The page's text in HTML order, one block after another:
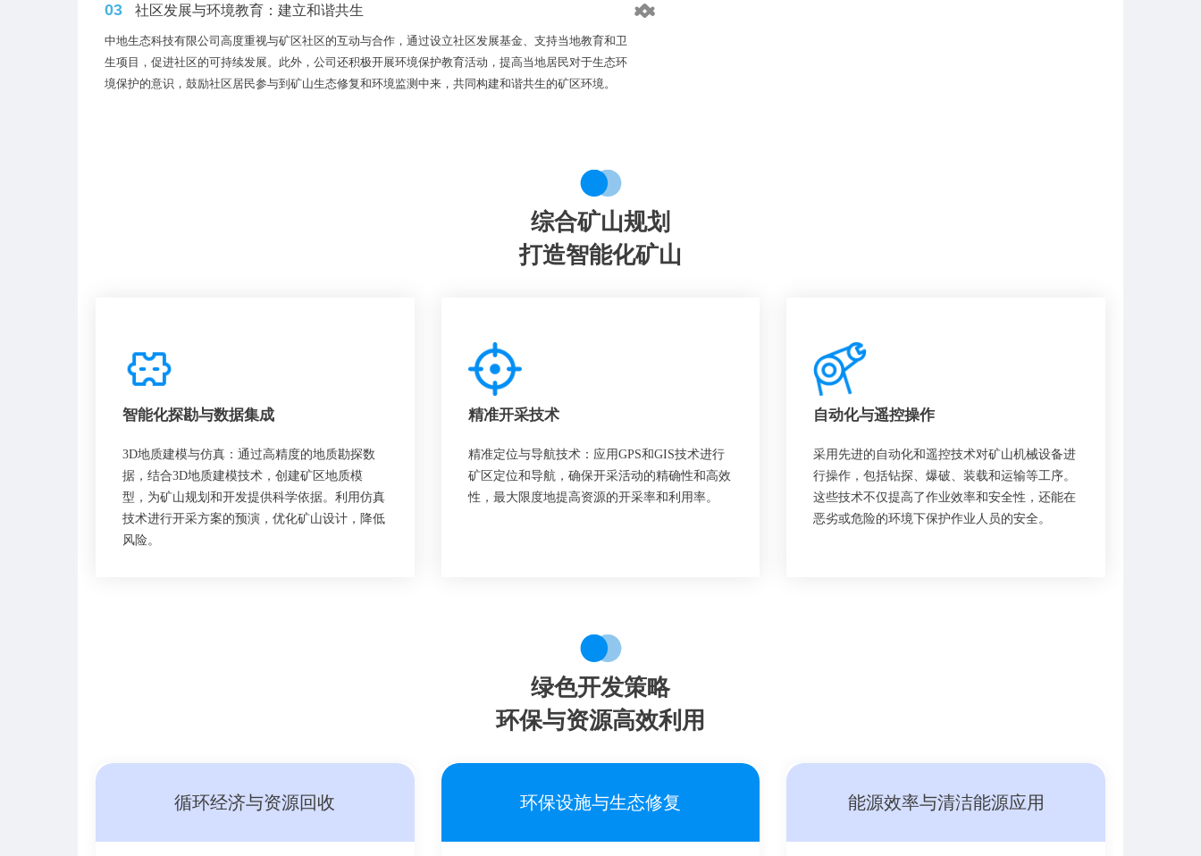
03 社区发展与环境教育：建立和谐共生
中地生态科技有限公司高度重视与矿区社区的互动与合作，通过设立社区发展基金、支持当地教育和卫
生项目，促进社区的可持续发展。此外，公司还积极开展环境保护教育活动，提高当地居民对于生态环
境保护的意识，鼓励社区居民参与到矿山生态修复和环境监测中来，共同构建和谐共生的矿区环境。
综合矿山规划
打造智能化矿山
智能化探勘与数据集成
3D地质建模与仿真：通过高精度的地质勘探数
据，结合3D地质建模技术，创建矿区地质模
型，为矿山规划和开发提供科学依据。利用仿真
技术进行开采方案的预演，优化矿山设计，降低
风险。
精准开采技术
精准定位与导航技术：应用GPS和GIS技术进行
矿区定位和导航，确保开采活动的精确性和高效
性，最大限度地提高资源的开采率和利用率。
自动化与遥控操作
采用先进的自动化和遥控技术对矿山机械设备进
行操作，包括钻探、爆破、装载和运输等工序。
这些技术不仅提高了作业效率和安全性，还能在
恶劣或危险的环境下保护作业人员的安全。
绿色开发策略
环保与资源高效利用
循环经济与资源回收 环保设施与生态修复 能源效率与清洁能源应用